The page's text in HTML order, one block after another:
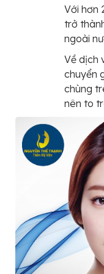
Với hơn
trở
ngoài
Về dịch
chuyển
chùng
nên to